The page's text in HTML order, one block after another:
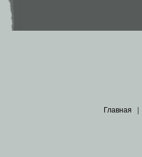
Главная